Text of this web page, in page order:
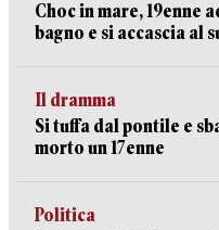
Choc in mare, 19enne
bagno e si accascia al
Il dramma
Si tuffa dal pontile e
morto un 17enne
Politica